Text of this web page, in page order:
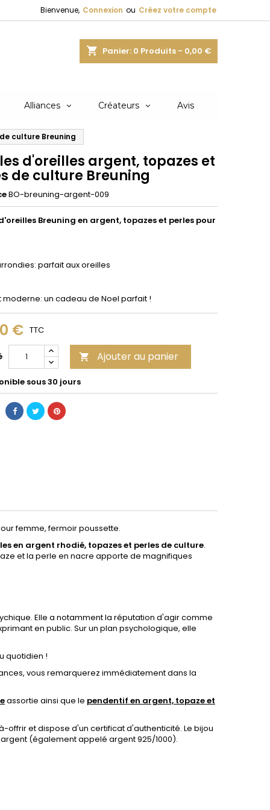
Bienvenue, Connexion ou Créez votre compte
shopping_cart Panier: 0 Produits - 0,00 €
Alliances Créateurs Avis
culture Breuning
d'oreilles argent, topazes et
de culture Breuning
BO-breuning-argent-009
Breuning en argent, topazes et perles pour
parfait aux oreilles
moderne: un cadeau de Noel parfait !
€ TTC
 Ajouter au panier
sous 30 jours
femme, fermoir poussette.
en argent rhodié, topazes et perles de culture.
et la perle en nacre apporte de magnifiques
Elle a notamment la réputation d'agir comme
en public. Sur un plan psychologique, elle
quotidien !
vous remarquerez immédiatement dans la
assortie ainsi que le pendentif en argent, topaze et
offrir et dispose d'un certificat d'authenticité. Le bijou
(également appelé argent 925/1000).